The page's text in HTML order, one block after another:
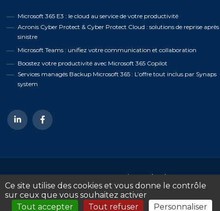
Microsoft 365 E3 : le cloud au service de votre productivité
Acronis Cyber Protect & Cyber Protect Cloud : solutions de reprise après
sinistre
Microsoft Teams : unifiez votre communication et collaboration
Boostez votre productivité avec Microsoft 365 Copilot
Services managés Backup Microsoft 365 : L’offre tout inclus par Synaps
system
©2026- Synaps system -Mentions Légales
Un site internet réalisé par l'Agence DIGEETAL
Ce site utilise des cookies et vous donne le contrôle
sur ceux que vous souhaitez activer
Tout accepter
Tout refuser Personnaliser